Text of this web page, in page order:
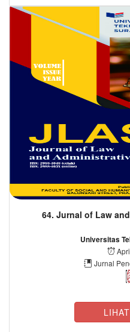
64. Jurnal of Law
Universitas
Jurnal